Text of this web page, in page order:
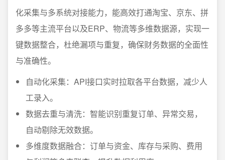
化采集与多系统对接能力，能高效打通淘宝、京东、拼
多多等主流平台以及ERP、物流等多维数据源，实现一
键数据整合，杜绝漏项与重复，确保财务数据的全面性
与准确性。
自动化采集：API接口实时拉取各平台数据，减少人
工录入。
数据去重与清洗：智能识别重复订单、异常交易，
自动剔除无效数据。
多维度数据融合：订单与资金、库存与采购、费用